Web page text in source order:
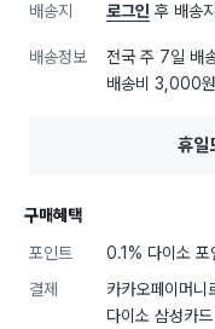
배송지 로그인 후 배송
배송정보 전국 주 7일 배
배송비 3,000
휴일
구매혜택
포인트
0.1% 다이소 포
결제
카카오페이머
다이소 삼성카